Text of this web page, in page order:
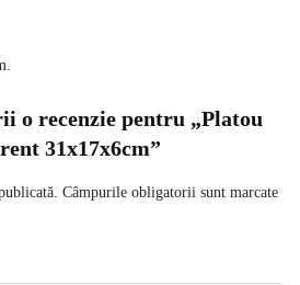
o recenzie pentru „Platou
31x17x6cm”
Câmpurile obligatorii sunt marcate